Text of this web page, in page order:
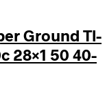
Ground Tl-
28×1 50 40-